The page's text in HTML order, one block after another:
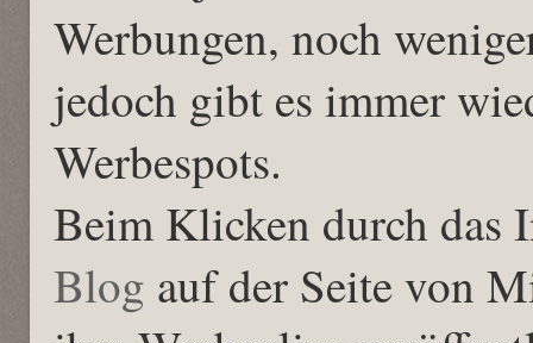
Werbungen, noch
jedoch gibt es immer
Werbespots.
Beim Klicken durch das
Blog auf der Seite von